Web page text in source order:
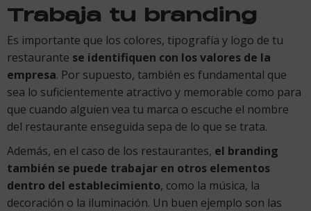
Trabaja tu branding
Es importante que los colores, tipografía y logo de tu
restaurante se identifiquen con los valores de la
empresa. Por supuesto, también es fundamental que
sea lo suficientemente atractivo y memorable como para
que cuando alguien vea tu marca o escuche el nombre
del restaurante enseguida sepa de lo que se trata.
Además, en el caso de los restaurantes, el branding
también se puede trabajar en otros elementos
dentro del establecimiento, como la música, la
decoración o la iluminación. Un buen ejemplo son las